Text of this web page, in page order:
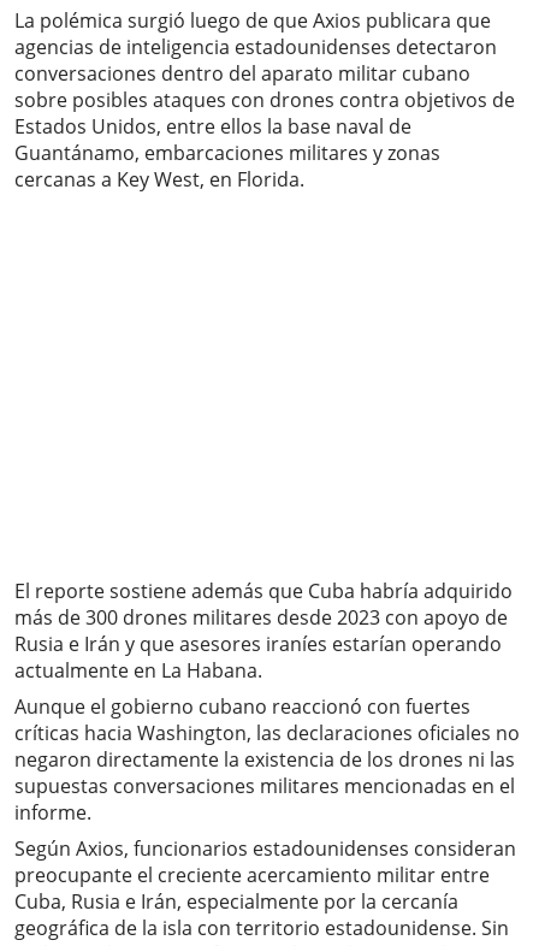
La polémica surgió luego de que Axios publicara que
agencias de inteligencia estadounidenses detectaron
conversaciones dentro del aparato militar cubano
sobre posibles ataques con drones contra objetivos de
Estados Unidos, entre ellos la base naval de
Guantánamo, embarcaciones militares y zonas
cercanas a Key West, en Florida.
El reporte sostiene además que Cuba habría adquirido
más de 300 drones militares desde 2023 con apoyo de
Rusia e Irán y que asesores iraníes estarían operando
actualmente en La Habana.
Aunque el gobierno cubano reaccionó con fuertes
críticas hacia Washington, las declaraciones oficiales no
negaron directamente la existencia de los drones ni las
supuestas conversaciones militares mencionadas en el
informe.
Según Axios, funcionarios estadounidenses consideran
preocupante el creciente acercamiento militar entre
Cuba, Rusia e Irán, especialmente por la cercanía
geográfica de la isla con territorio estadounidense. Sin